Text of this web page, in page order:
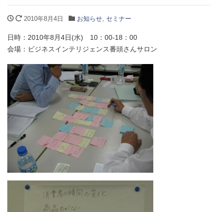
2010年8月4日 お知らせ, セミナー
日時：2010年8月4日(水) 10：00-18：00
会場：ビジネスインテリジェンス番頭さんサロン